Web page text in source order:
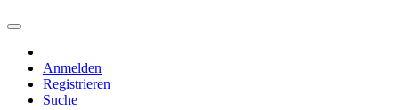
Anmelden
Registrieren
Suche